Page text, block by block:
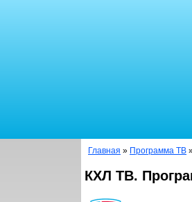
Главная » Программа ТВ
КХЛ ТВ.